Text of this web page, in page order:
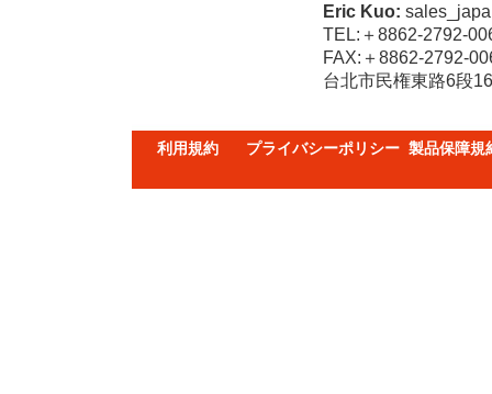
Eric Kuo:
TEL:＋8862-2792-
FAX:＋8862-2792-
台北市民権東路6段
利用規約 プライバシーポリシー 製品保障規